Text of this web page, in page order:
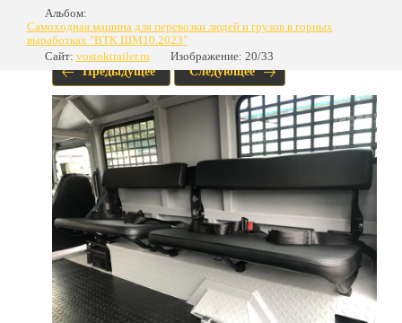
Альбом:
Самоходная машина для перевозки людей и грузов в горных
выработках "ВТК ШМ10.2023"
Сайт: vostoktrailer.ru
Изображение: 20/33
Предыдущее
Следующее